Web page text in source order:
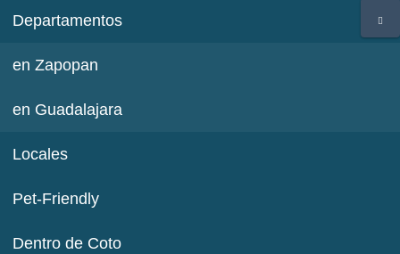
Departamentos
en Zapopan
en Guadalajara
Locales
Pet-Friendly
Dentro de Coto